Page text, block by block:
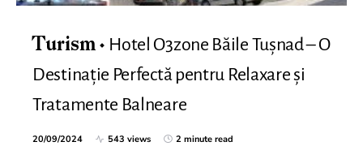
Turism
Hotel O3zone Băile Tușnad – O
Destinație Perfectă pentru Relaxare și
Tratamente Balneare
20/09/2024 543 views 2 minute read